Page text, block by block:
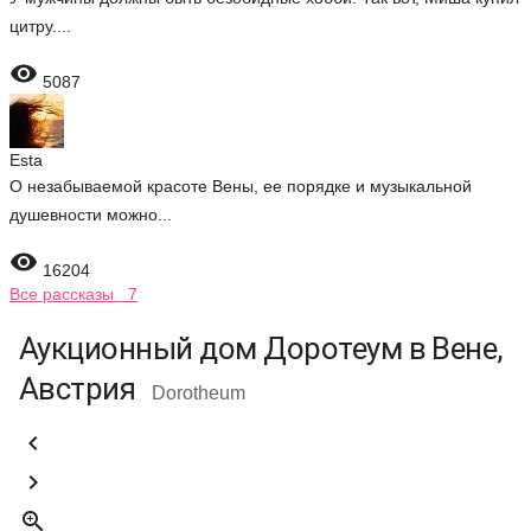
цитру....
 5087
Esta
О незабываемой красоте Вены, ее порядке и музыкальной
душевности можно...
 16204
Все рассказы 7
Аукционный дом Доротеум в Вене,
Австрия
Dorotheum


